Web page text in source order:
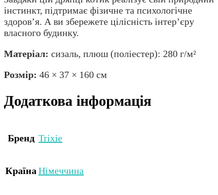
інстинкт, підтримає фізичне та психологічне
здоров’я. А ви збережете цілісність інтер’єру
власного будинку.
Матеріал: сизаль, плюш (поліестер): 280 г/м²
Розмір: 46 × 37 × 160 см
Додаткова інформація
Бренд Trixie
Країна Німеччина